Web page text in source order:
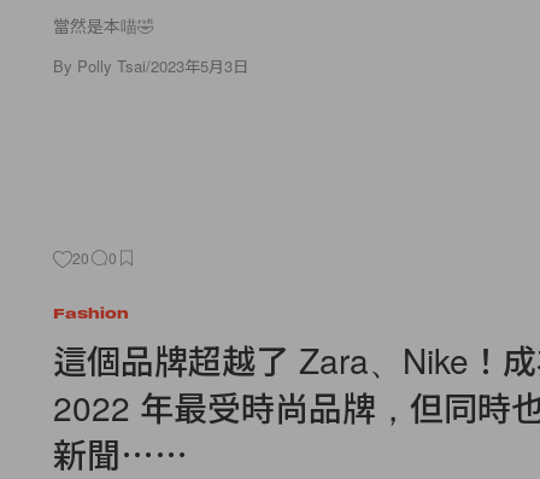
當然是本喵🤣
By Polly Tsai/2023年5月3日
20 0
Fashion
這個品牌超越了 Zara、Nike！
2022 年最受時尚品牌，但同時
新聞⋯⋯